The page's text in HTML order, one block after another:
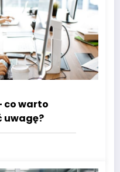
co warto
uwagę?